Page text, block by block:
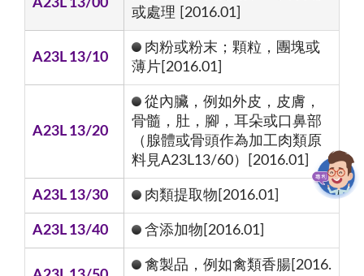
A23L 13/00
或處理 [2016.01]
A23L 13/10
肉粉或粉末；顆粒，團塊或
薄片[2016.01]
A23L 13/20
從內臟，例如外皮，皮膚，
骨髓，肚，腳，耳朵或口鼻部
（腺體或骨頭作為加工肉類原
料見A23L13/60）[2016.01]
A23L 13/30 肉類提取物[2016.01]
A23L 13/40 含添加物[2016.01]
禽製品，例如禽類香腸[2016.